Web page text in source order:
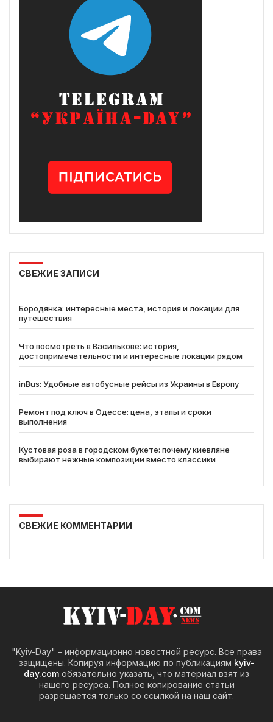
СВЕЖИЕ ЗАПИСИ
Бородянка: интересные места, история и локации для
путешествия
Что посмотреть в Василькове: история,
достопримечательности и интересные локации рядом
inBus: Удобные автобусные рейсы из Украины в Европу
Ремонт под ключ в Одессе: цена, этапы и сроки
выполнения
Кустовая роза в городском букете: почему киевляне
выбирают нежные композиции вместо классики
СВЕЖИЕ КОММЕНТАРИИ
"Kyiv-Day" – информационно новостной ресурс. Все права
защищены. Копируя информацию по публикациям kyiv-
day.com обязательно указать, что материал взят из
нашего ресурса. Полное копирование статьи
разрешается только со ссылкой на наш сайт.